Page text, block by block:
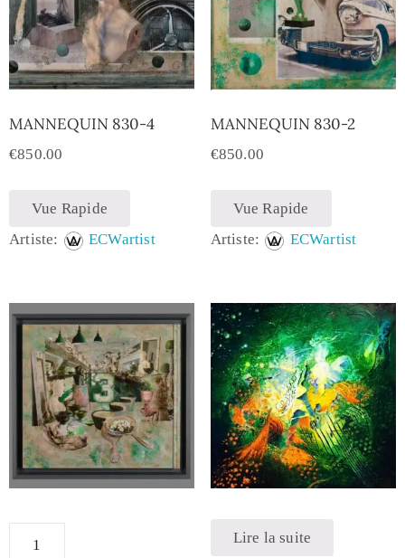
MANNEQUIN 830-4
€850.00
Vue Rapide
Artiste:
ECWartist
MANNEQUIN 830-2
€850.00
Vue Rapide
Artiste:
ECWartist
Lire la suite